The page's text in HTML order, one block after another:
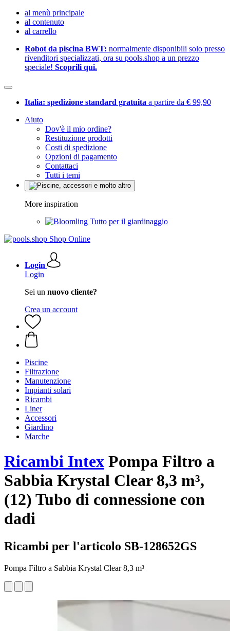
al menù principale
al contenuto
al carrello
Robot da piscina BWT: normalmente disponibili solo presso
rivenditori specializzati, ora su pools.shop a un prezzo
speciale! Scoprili qui.
Italia: spedizione standard gratuita a partire da € 99,90
Aiuto
Dov'è il mio ordine?
Restituzione prodotti
Costi di spedizione
Opzioni di pagamento
Contattaci
Tutti i temi
More inspiration
Tutto per il giardinaggio
Login
Login
Sei un nuovo cliente?
Crea un account
Piscine
Filtrazione
Manutenzione
Impianti solari
Ricambi
Liner
Accessori
Giardino
Marche
Ricambi Intex Pompa Filtro a
Sabbia Krystal Clear 8,3 m³,
(12) Tubo di connessione con
dadi
Ricambi per l'articolo SB-128652GS
Pompa Filtro a Sabbia Krystal Clear 8,3 m³